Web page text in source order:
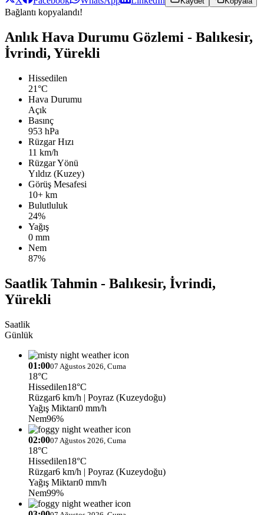
Bağlantı kopyalandı!
Anlık Hava Durumu Gözlemi - Balıkesir,
İvrindi, Yürekli
Hissedilen
21°C
Hava Durumu
Açık
Basınç
953 hPa
Rüzgar Hızı
11 km/h
Rüzgar Yönü
Yıldız (Kuzey)
Görüş Mesafesi
10+ km
Bulutluluk
24%
Yağış
0 mm
Nem
87%
Saatlik Tahmin - Balıkesir, İvrindi,
Yürekli
Saatlik
Günlük
01:0007 Ağustos 2026, Cuma
18°C
Hissedilen18°C
Rüzgar6 km/h | Poyraz (Kuzeydoğu)
Yağış Miktarı0 mm/h
Nem96%
02:0007 Ağustos 2026, Cuma
18°C
Hissedilen18°C
Rüzgar6 km/h | Poyraz (Kuzeydoğu)
Yağış Miktarı0 mm/h
Nem99%